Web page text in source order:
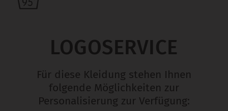
LOGOSERVICE
Für diese Kleidung stehen Ihnen
folgende Möglichkeiten zur
Personalisierung zur Verfügung: